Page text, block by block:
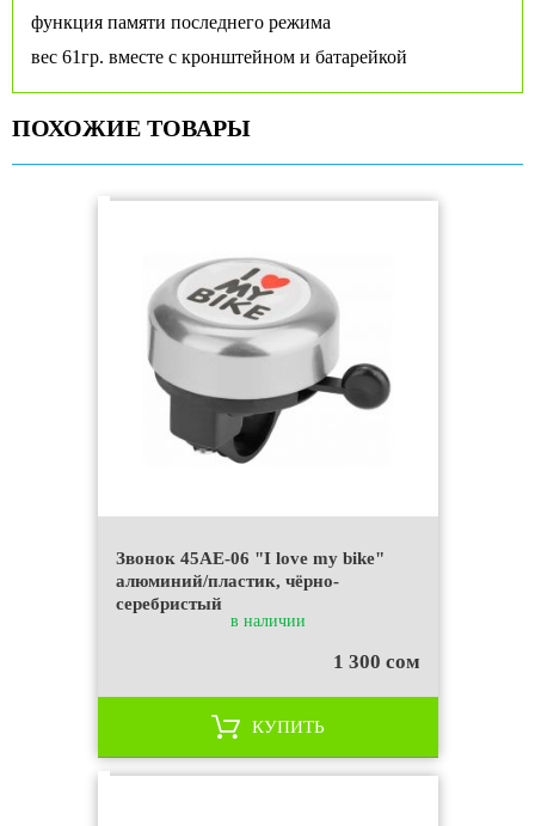
функция памяти последнего режима
вес 61гр. вместе с кронштейном и батарейкой
ПОХОЖИЕ ТОВАРЫ
Звонок 45AE-06 "I love my bike"
алюминий/пластик, чёрно-
серебристый
в наличии
1 300 сом
КУПИТЬ